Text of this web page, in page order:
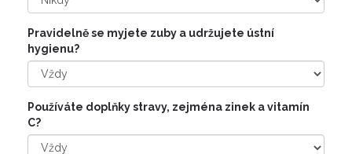
Pravidelně se myjete zuby a udržujete ústní
hygienu?
Používáte doplňky stravy, zejména zinek a vitamín
C?